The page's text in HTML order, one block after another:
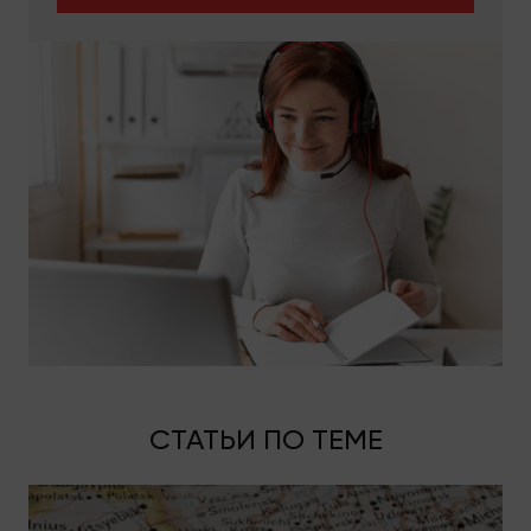
которое уйдет на упаковку и погрузку вещей, так
услуги грузчиковоплачиваются почасово. И
третий фактор, влияющий на стоимость, —
дальность пути. Мы предоставляем наши услуги
не только в пределах города, но и занимаемся
междугородными перевозками. Если у вас есть
ценная посылка, которую необходимо срочно
отвезти на дальнее расстояние, но вы боитесь
доверять почте, — можете также обратиться в
Даже если вам нужно перевезти небольшую
упаковку, по стоимости это обойдется вам
дешевле, чем вызов такси, особенно, если ехать
Если вы переезжаете из/в многоэтажный дом, то
его нет - с какого/на какой этаж нужно будет
занести ваши вещи. Это также повлияет на
СТАТЬИ ПО ТЕМЕ